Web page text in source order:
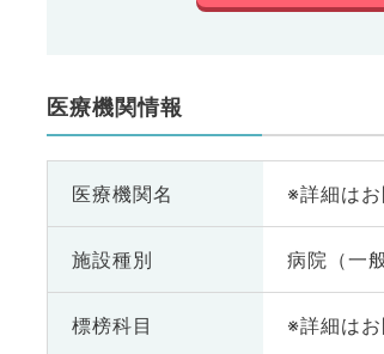
医療機関情報
医療機関名 ※詳細は
施設種別 病院（一般
標榜科目 ※詳細は